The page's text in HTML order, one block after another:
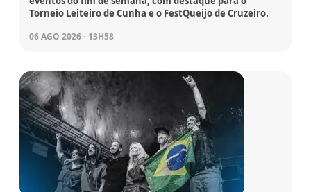
Torneio Leiteiro de Cunha e o FestQueijo de Cruzeiro.
06 AGO 2026 - 13H58